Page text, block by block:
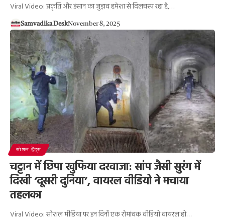
Viral Video: प्रकृति और इंसान का जुड़ाव हमेशा से दिलचस्प रहा है,…
Samvadika DeskNovember 8, 2025
सोशल ट्रेंड्स
चट्टान में छिपा खुफिया दरवाजा: सांप जैसी सुरंग में
दिखी ‘दूसरी दुनिया’, वायरल वीडियो ने मचाया
तहलका
Viral Video: सोशल मीडिया पर इन दिनों एक रोमांचक वीडियो वायरल हो…